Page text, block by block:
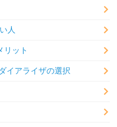
人
リット
イアライザの選択